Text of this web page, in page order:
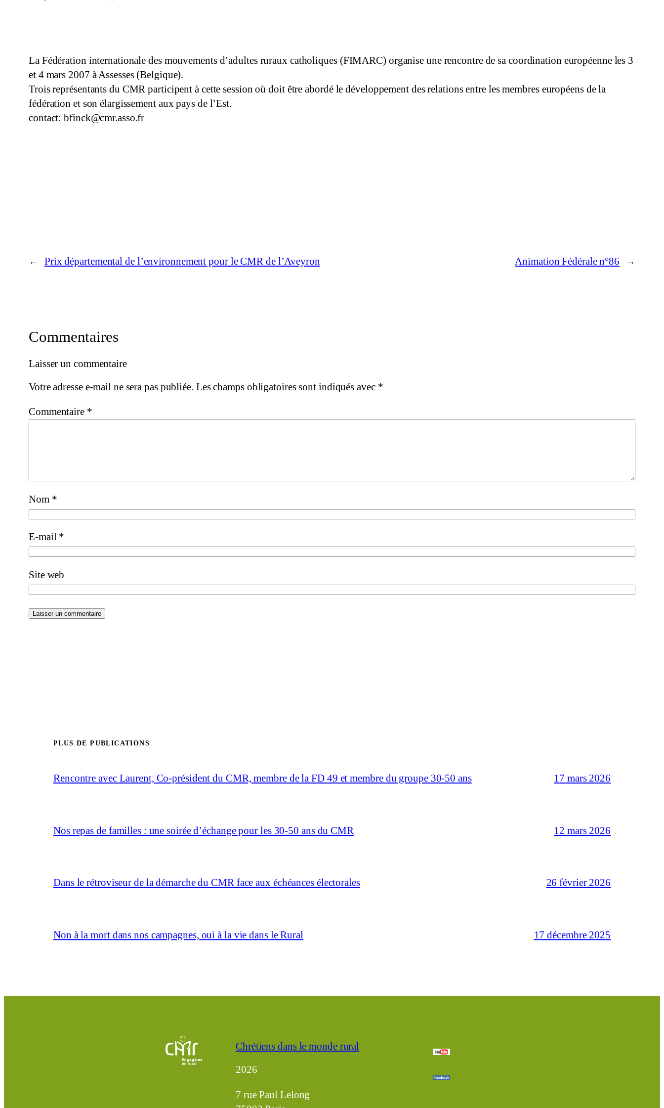
La Fédération internationale des mouvements d’adultes ruraux catholiques (FIMARC) organise une rencontre de sa coordination européenne les 3
et 4 mars 2007 à Assesses (Belgique).
Trois représentants du CMR participent à cette session où doit être abordé le développement des relations entre les membres européens de la
fédération et son élargissement aux pays de l’Est.
contact: bfinck@cmr.asso.fr
← Prix départemental de l’environnement pour le CMR de l’Aveyron Animation Fédérale n°86 →
Commentaires
Laisser un commentaire
Votre adresse e-mail ne sera pas publiée. Les champs obligatoires sont indiqués avec *
Commentaire *
Nom *
E-mail *
Site web
PLUS DE PUBLICATIONS
Rencontre avec Laurent, Co-président du CMR, membre de la FD 49 et membre du groupe 30-50 ans 17 mars 2026
Nos repas de familles : une soirée d’échange pour les 30-50 ans du CMR 12 mars 2026
Dans le rétroviseur de la démarche du CMR face aux échéances électorales 26 février 2026
Non à la mort dans nos campagnes, oui à la vie dans le Rural 17 décembre 2025
Chrétiens dans le monde rural
2026
7 rue Paul Lelong